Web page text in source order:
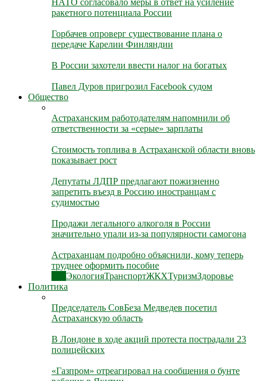
НАТО согласовало меры в ответ на усиление
ракетного потенциала России
Горбачев опроверг существование плана о
передаче Карелии Финляндии
В России захотели ввести налог на богатых
Павел Дуров пригрозил Facebook судом
Общество
Астраханским работодателям напомнили об
ответственности за «серые» зарплаты
Стоимость топлива в Астраханской области вновь
показывает рост
Депутаты ЛДПР предлагают пожизненно
запретить въезд в Россию иностранцам с
судимостью
Продажи легального алкоголя в России
значительно упали из-за популярности самогона
Астраханцам подробно объяснили, кому теперь
труднее оформить пособие
ЭкологияТранспортЖКХТуризмЗдоровье
Политика
Председатель СовБеза Медведев посетил
Астраханскую область
В Лондоне в ходе акций протеста пострадали 23
полицейских
«Газпром» отреагировал на сообщения о бунте